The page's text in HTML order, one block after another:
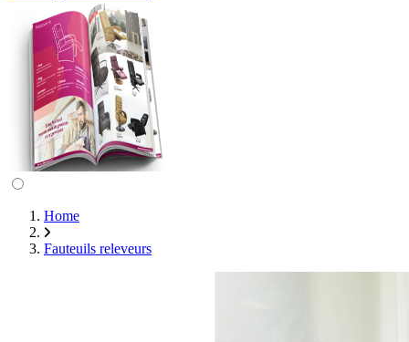
Home
Fauteuils releveurs